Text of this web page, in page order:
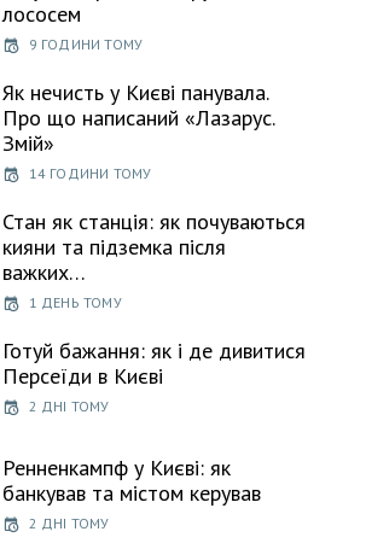
лососем
9 ГОДИНИ ТОМУ
Як нечисть у Києві панувала.
Про що написаний «Лазарус.
Змій»
14 ГОДИНИ ТОМУ
Стан як станція: як почуваються
кияни та підземка після
важких…
1 ДЕНЬ ТОМУ
Готуй бажання: як і де дивитися
Персеїди в Києві
2 ДНІ ТОМУ
Ренненкампф у Києві: як
банкував та містом керував
2 ДНІ ТОМУ